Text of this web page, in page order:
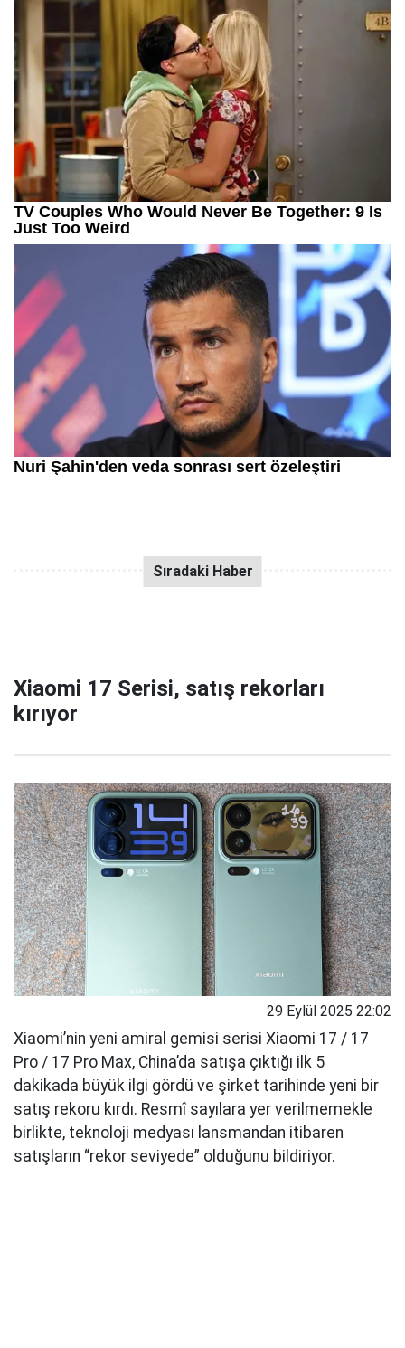
Xiaomi 17 Serisi, satış rekorları
kırıyor
29 Eylül 2025 22:02
Xiaomi’nin yeni amiral gemisi serisi Xiaomi 17 / 17
Pro / 17 Pro Max, China’da satışa çıktığı ilk 5
dakikada büyük ilgi gördü ve şirket tarihinde yeni bir
satış rekoru kırdı. Resmî sayılara yer verilmemekle
birlikte, teknoloji medyası lansmandan itibaren
satışların “rekor seviyede” olduğunu bildiriyor.